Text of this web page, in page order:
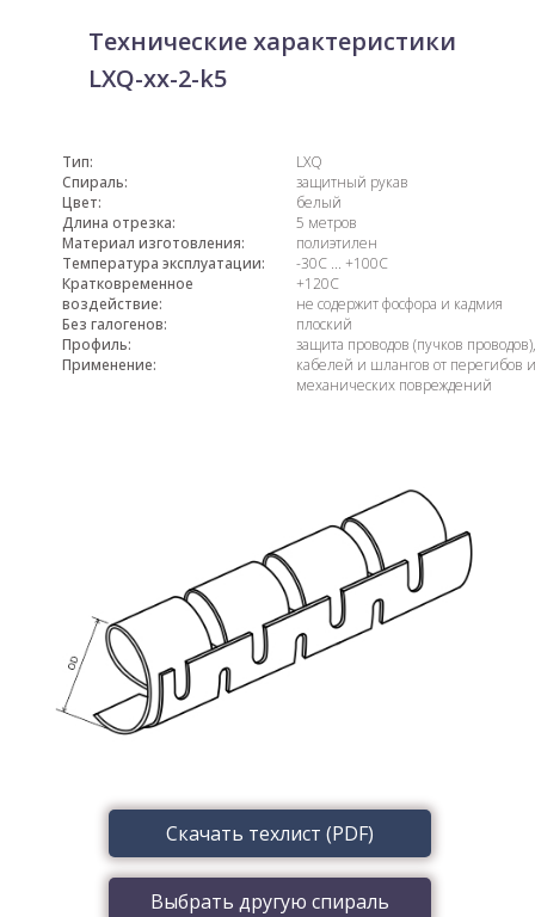
Скачать техлист (PDF)
Выбрать другую спираль
Технические характеристики
LXQ-xx-2-k5
Тип:
Спираль:
Цвет:
Длина отрезка:
Материал изготовления:
Температура эксплуатации:
Кратковременное
воздействие:
Без галогенов:
Профиль:
Применение:
LXQ
защитный рукав
белый
5 метров
полиэтилен
-30С ... +100С
+120С
не содержит фосфора и кадмия
плоский
защита проводов (пучков проводов),
кабелей и шлангов от перегибов и
механических повреждений